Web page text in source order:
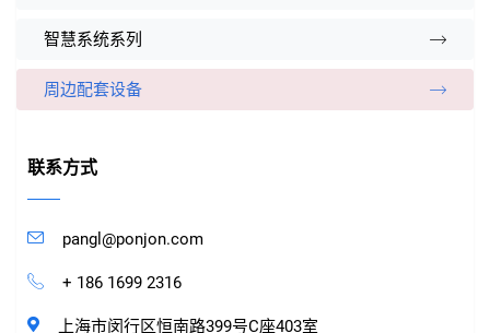
智慧系统系列
周边配套设备
联系方式
pangl@ponjon.com
+ 186 1699 2316
上海市闵行区恒南路399号C座403室